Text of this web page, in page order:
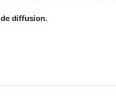
diffusion.